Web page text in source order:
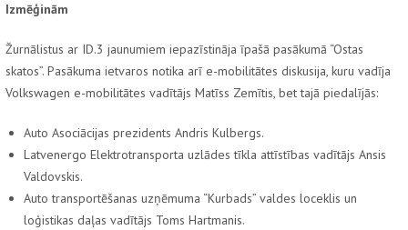
Izmēģinām
Žurnālistus ar ID.3 jaunumiem iepazīstināja īpašā pasākumā “Ostas
skatos”. Pasākuma ietvaros notika arī e-mobilitātes diskusija, kuru vadīja
Volkswagen e-mobilitātes vadītājs Matīss Zemītis, bet tajā piedalījās:
Auto Asociācijas prezidents Andris Kulbergs.
Latvenergo Elektrotransporta uzlādes tīkla attīstības vadītājs Ansis
Valdovskis.
Auto transportēšanas uzņēmuma “Kurbads” valdes loceklis un
loģistikas daļas vadītājs Toms Hartmanis.